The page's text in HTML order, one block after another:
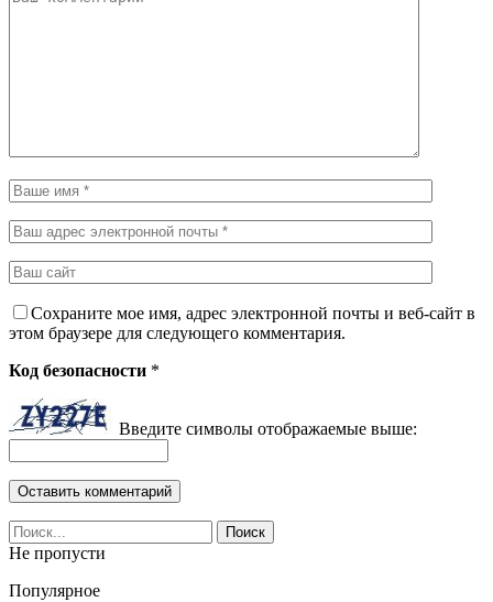
Сохраните мое имя, адрес электронной почты и веб-сайт в
этом браузере для следующего комментария.
Код безопасности *
Введите символы отображаемые выше:
Не пропусти
Популярное